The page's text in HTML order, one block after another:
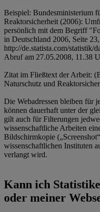
Beispiel: Bundesministerium
Reaktorsicherheit (2006):
persönlich mit dem Begriff
in Deutschland 2006, Seite
http://de.statista.com/statistik/
Abruf am 27.05.2008, 11.38
Zitat im Fließtext der Arbeit:
Naturschutz und
Die Webadressen bleiben für
können dauerhaft unter der
gilt auch für Filterungen
wissenschaftliche Arbeiten
Bildschirmkopie
wissenschaftlichen Instituten
verlangt wird.
Kann ich
oder meiner